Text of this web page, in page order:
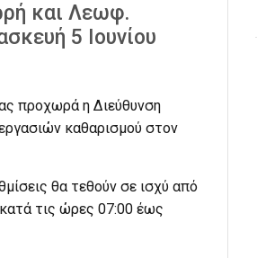
και Λεωφ.
5 Ιουνίου
προχωρά η Διεύθυνση
καθαρισμού στον
θα τεθούν σε ισχύ από
τις ώρες 07:00 έως